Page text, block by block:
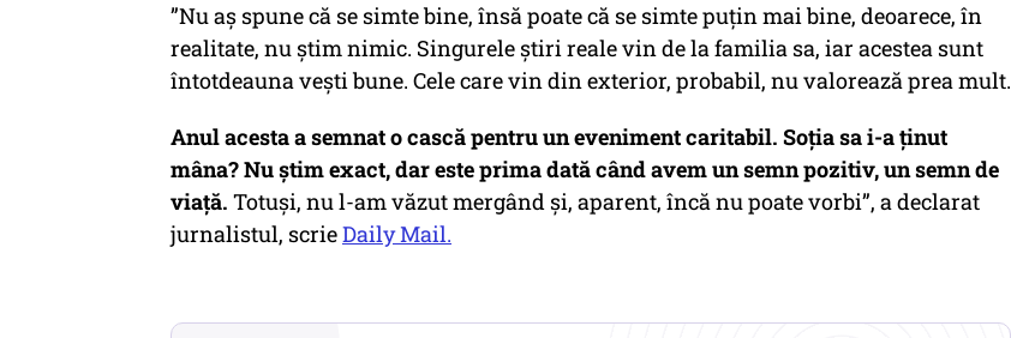
”Nu aș spune că se simte bine, însă poate că se simte puțin mai bine, deoarece, în
realitate, nu știm nimic. Singurele știri reale vin de la familia sa, iar acestea sunt
întotdeauna vești bune. Cele care vin din exterior, probabil, nu valorează prea mult.
Anul acesta a semnat o cască pentru un eveniment caritabil. Soția sa i-a ținut
mâna? Nu știm exact, dar este prima dată când avem un semn pozitiv, un semn de
viață. Totuși, nu l-am văzut mergând și, aparent, încă nu poate vorbi”, a declarat
jurnalistul, scrieDaily Mail.